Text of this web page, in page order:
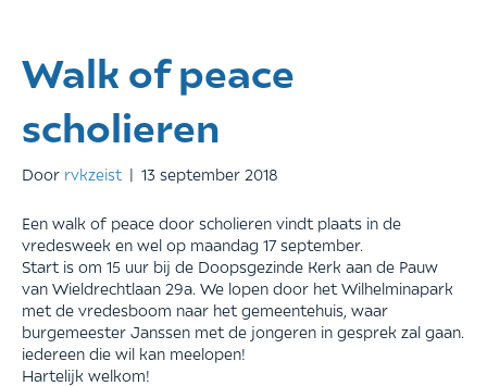
Walk of peace
scholieren
Door rvkzeist | 13 september 2018
Een walk of peace door scholieren vindt plaats in de
vredesweek en wel op maandag 17 september.
Start is om 15 uur bij de Doopsgezinde Kerk aan de Pauw
van Wieldrechtlaan 29a. We lopen door het Wilhelminapark
met de vredesboom naar het gemeentehuis, waar
burgemeester Janssen met de jongeren in gesprek zal gaan.
iedereen die wil kan meelopen!
Hartelijk welkom!